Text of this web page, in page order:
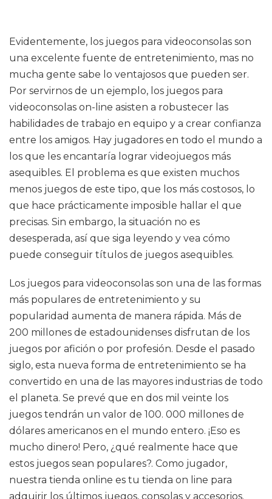
Evidentemente, los juegos para videoconsolas son
una excelente fuente de entretenimiento, mas no
mucha gente sabe lo ventajosos que pueden ser.
Por servirnos de un ejemplo, los juegos para
videoconsolas on-line asisten a robustecer las
habilidades de trabajo en equipo y a crear confianza
entre los amigos. Hay jugadores en todo el mundo a
los que les encantaría lograr videojuegos más
asequibles. El problema es que existen muchos
menos juegos de este tipo, que los más costosos, lo
que hace prácticamente imposible hallar el que
precisas. Sin embargo, la situación no es
desesperada, así que siga leyendo y vea cómo
puede conseguir títulos de juegos asequibles.
Los juegos para videoconsolas son una de las formas
más populares de entretenimiento y su
popularidad aumenta de manera rápida. Más de
200 millones de estadounidenses disfrutan de los
juegos por afición o por profesión. Desde el pasado
siglo, esta nueva forma de entretenimiento se ha
convertido en una de las mayores industrias de todo
el planeta. Se prevé que en dos mil veinte los
juegos tendrán un valor de 100. 000 millones de
dólares americanos en el mundo entero. ¡Eso es
mucho dinero! Pero, ¿qué realmente hace que
estos juegos sean populares?. Como jugador,
nuestra tienda online es tu tienda on line para
adquirir los últimos juegos, consolas y accesorios.